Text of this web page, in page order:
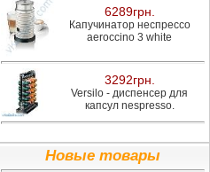
6289грн.
Капучинатор неспрессо
aeroccino 3 white
3292грн.
Versilo - диспенсер для
капсул nespresso.
Новые товары